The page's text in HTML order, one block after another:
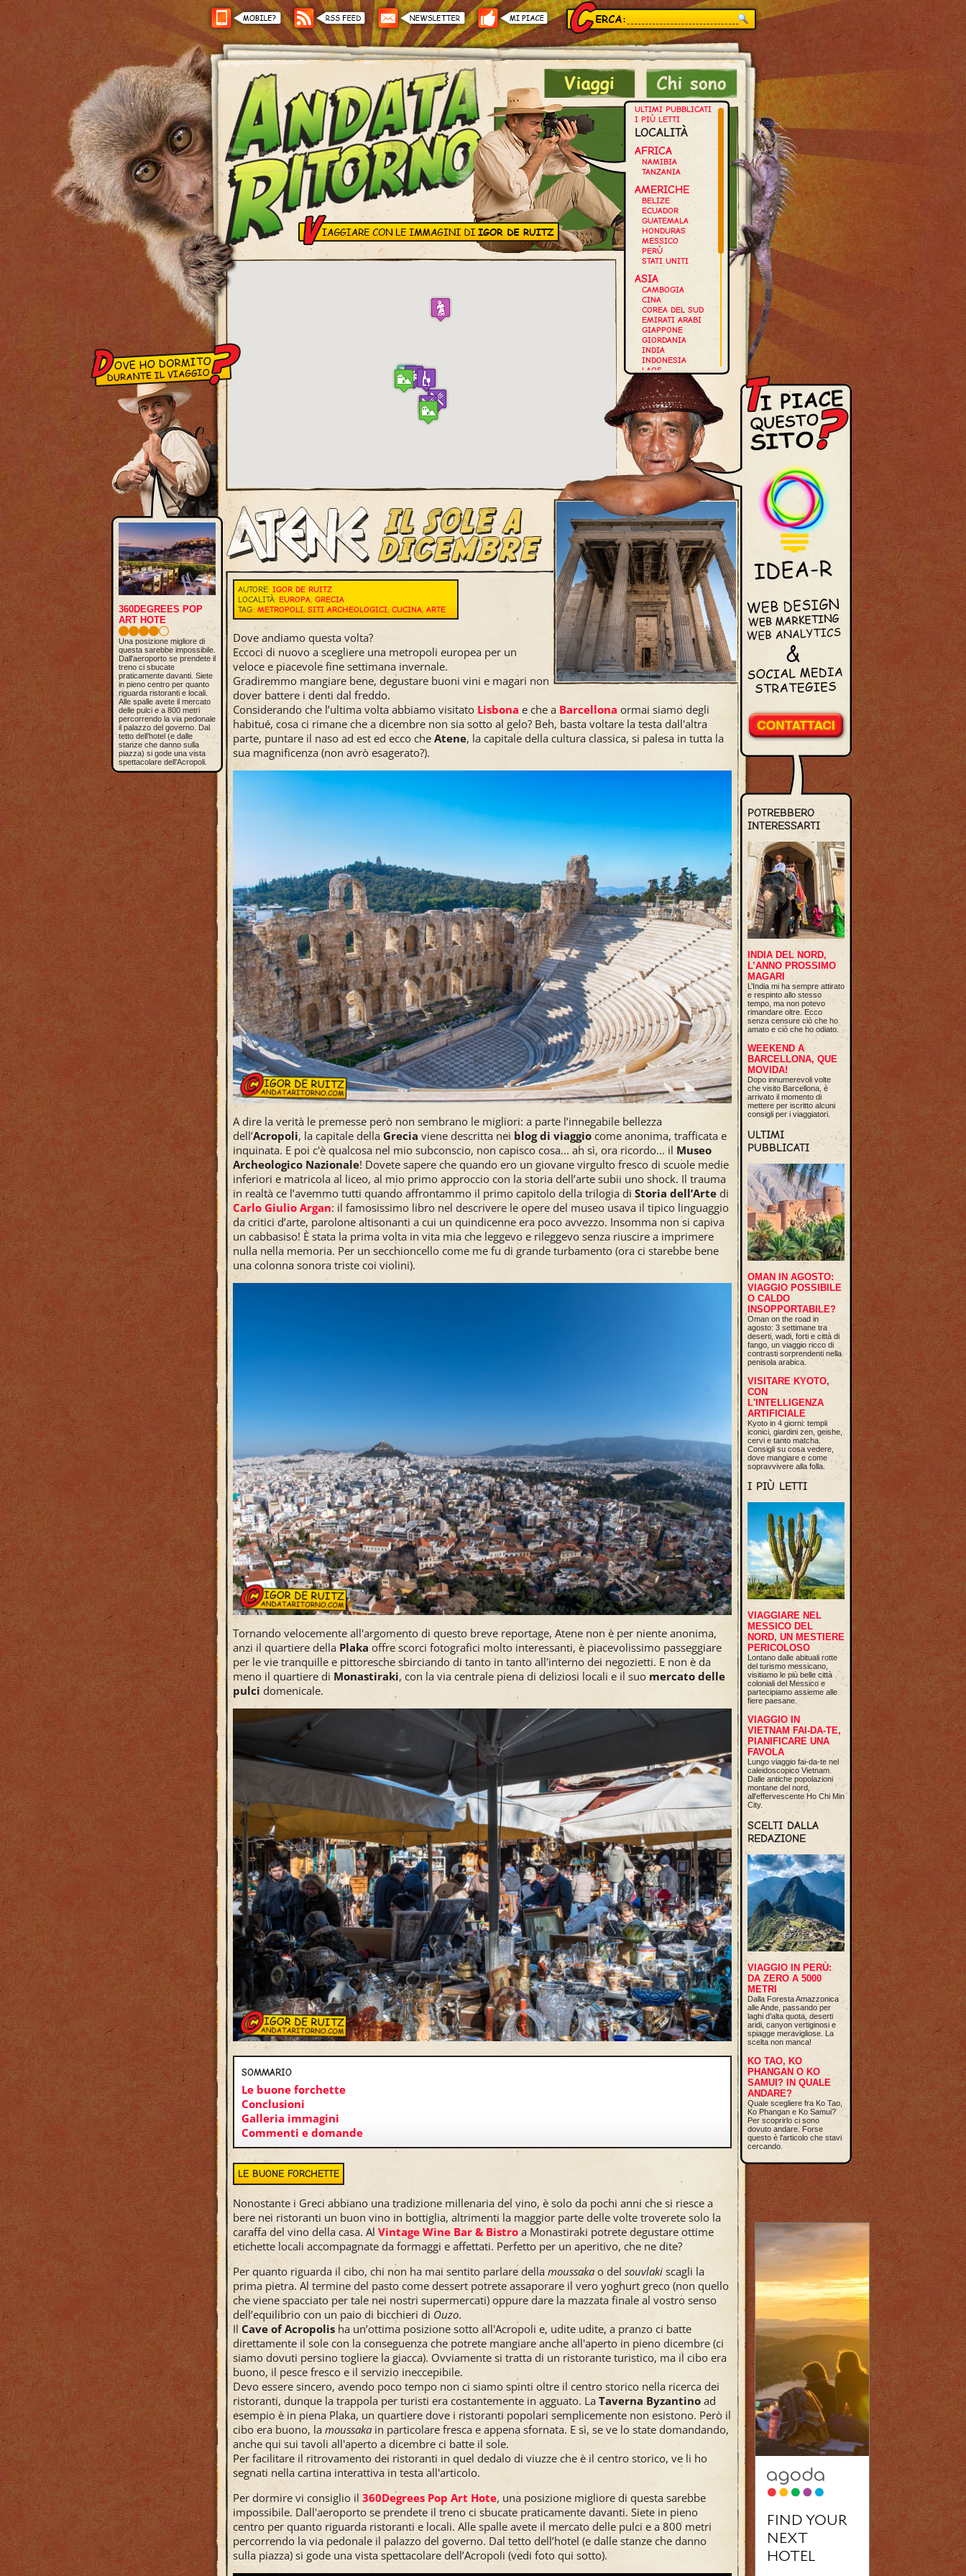
ULTIMI PUBBLICATI
I PIÙ LETTI
LOCALITÀ
AFRICA
NAMIBIA
TANZANIA
AMERICHE
BELIZE
ECUADOR
GUATEMALA
HONDURAS
MESSICO
PERÙ
STATI UNITI
ASIA
CAMBOGIA
CINA
COREA DEL SUD
EMIRATI ARABI
GIAPPONE
GIORDANIA
INDIA
INDONESIA
LAOS
MALDIVE
MALESIA
MYANMAR
NEPAL
OMAN
SINGAPORE
THAILANDIA
VIETNAM
EUROPA
GERMANIA
GRECIA
ISLANDA
ITALIA
NORVEGIA
OLANDA
PORTOGALLO
ROMANIA
SPAGNA
SVEZIA
AUTORE: IGOR DE RUITZ
LOCALITÀ: EUROPA, GRECIA
TAG: METROPOLI, SITI ARCHEOLOGICI, CUCINA, ARTE
Dove andiamo questa volta?
Eccoci di nuovo a scegliere una metropoli europea per un
veloce e piacevole fine settimana invernale.
Gradiremmo mangiare bene, degustare buoni vini e magari non
dover battere i denti dal freddo.
Considerando che l’ultima volta abbiamo visitato Lisbona e che a Barcellona ormai siamo degli
habitué, cosa ci rimane che a dicembre non sia sotto al gelo? Beh, basta voltare la testa dall'altra
parte, puntare il naso ad est ed ecco che Atene, la capitale della cultura classica, si palesa in tutta la
sua magnificenza (non avrò esagerato?).
A dire la verità le premesse però non sembrano le migliori: a parte l’innegabile bellezza
dell’Acropoli, la capitale della Grecia viene descritta nei blog di viaggio come anonima, trafficata e
inquinata. E poi c'è qualcosa nel mio subconscio, non capisco cosa... ah sì, ora ricordo... il Museo
Archeologico Nazionale! Dovete sapere che quando ero un giovane virgulto fresco di scuole medie
inferiori e matricola al liceo, al mio primo approccio con la storia dell’arte subii uno shock. Il trauma
in realtà ce l’avemmo tutti quando affrontammo il primo capitolo della trilogia di Storia dell’Arte di
Carlo Giulio Argan: il famosissimo libro nel descrivere le opere del museo usava il tipico linguaggio
da critici d’arte, parolone altisonanti a cui un quindicenne era poco avvezzo. Insomma non si capiva
un cabbasiso! È stata la prima volta in vita mia che leggevo e rileggevo senza riuscire a imprimere
nulla nella memoria. Per un secchioncello come me fu di grande turbamento (ora ci starebbe bene
una colonna sonora triste coi violini).
Tornando velocemente all'argomento di questo breve reportage, Atene non è per niente anonima,
anzi il quartiere della Plaka offre scorci fotografici molto interessanti, è piacevolissimo passeggiare
per le vie tranquille e pittoresche sbirciando di tanto in tanto all'interno dei negozietti. E non è da
meno il quartiere di Monastiraki, con la via centrale piena di deliziosi locali e il suo mercato delle
pulci domenicale.
SOMMARIO
Le buone forchette
Conclusioni
Galleria immagini
Commenti e domande
LE BUONE FORCHETTE
Nonostante i Greci abbiano una tradizione millenaria del vino, è solo da pochi anni che si riesce a
bere nei ristoranti un buon vino in bottiglia, altrimenti la maggior parte delle volte troverete solo la
caraffa del vino della casa. Al Vintage Wine Bar & Bistro a Monastiraki potrete degustare ottime
etichette locali accompagnate da formaggi e affettati. Perfetto per un aperitivo, che ne dite?
Per quanto riguarda il cibo, chi non ha mai sentito parlare della moussaka o delsouvlaki scagli la
prima pietra. Al termine del pasto come dessert potrete assaporare il vero yoghurt greco (non quello
che viene spacciato per tale nei nostri supermercati) oppure dare la mazzata finale al vostro senso
dell’equilibrio con un paio di bicchieri di Ouzo.
Il Cave of Acropolis ha un’ottima posizione sotto all'Acropoli e, udite udite, a pranzo ci batte
direttamente il sole con la conseguenza che potrete mangiare anche all'aperto in pieno dicembre (ci
siamo dovuti persino togliere la giacca). Ovviamente si tratta di un ristorante turistico, ma il cibo era
buono, il pesce fresco e il servizio ineccepibile.
Devo essere sincero, avendo poco tempo non ci siamo spinti oltre il centro storico nella ricerca dei
ristoranti, dunque la trappola per turisti era costantemente in agguato. La Taverna Byzantino ad
esempio è in piena Plaka, un quartiere dove i ristoranti popolari semplicemente non esistono. Però il
cibo era buono, la moussaka in particolare fresca e appena sfornata. E sì, se ve lo state domandando,
anche qui sui tavoli all'aperto a dicembre ci batte il sole.
Per facilitare il ritrovamento dei ristoranti in quel dedalo di viuzze che è il centro storico, ve li ho
segnati nella cartina interattiva in testa all'articolo.
Per dormire vi consiglio il 360Degrees Pop Art Hote, una posizione migliore di questa sarebbe
impossibile. Dall'aeroporto se prendete il treno ci sbucate praticamente davanti. Siete in pieno
centro per quanto riguarda ristoranti e locali. Alle spalle avete il mercato delle pulci e a 800 metri
percorrendo la via pedonale il palazzo del governo. Dal tetto dell’hotel (e dalle stanze che danno
sulla piazza) si gode una vista spettacolare dell’Acropoli (vedi foto qui sotto).
360DEGREES POP
ART HOTE
Una posizione migliore di
questa sarebbe impossibile.
Dall'aeroporto se prendete il
treno ci sbucate
praticamente davanti. Siete
in pieno centro per quanto
riguarda ristoranti e locali.
Alle spalle avete il mercato
delle pulci e a 800 metri
percorrendo la via pedonale
il palazzo del governo. Dal
tetto dell’hotel (e dalle
stanze che danno sulla
piazza) si gode una vista
spettacolare dell’Acropoli.
POTREBBERO
INTERESSARTI
INDIA DEL NORD,
L’ANNO PROSSIMO
MAGARI
L’India mi ha sempre attirato
e respinto allo stesso
tempo, ma non potevo
rimandare oltre. Ecco
senza censure ciò che ho
amato e ciò che ho odiato.
WEEKEND A
BARCELLONA, QUE
MOVIDA!
Dopo innumerevoli volte
che visito Barcellona, è
arrivato il momento di
mettere per iscritto alcuni
consigli per i viaggiatori.
ULTIMI
PUBBLICATI
OMAN IN AGOSTO:
VIAGGIO POSSIBILE
O CALDO
INSOPPORTABILE?
Oman on the road in
agosto: 3 settimane tra
deserti, wadi, forti e città di
fango, un viaggio ricco di
contrasti sorprendenti nella
penisola arabica.
VISITARE KYOTO,
CON
L'INTELLIGENZA
ARTIFICIALE
Kyoto in 4 giorni: templi
iconici, giardini zen, geishe,
cervi e tanto matcha.
Consigli su cosa vedere,
dove mangiare e come
sopravvivere alla folla.
I PIÙ LETTI
VIAGGIARE NEL
MESSICO DEL
NORD, UN MESTIERE
PERICOLOSO
Lontano dalle abituali rotte
del turismo messicano,
visitiamo le più belle città
coloniali del Messico e
partecipiamo assieme alle
fiere paesane.
VIAGGIO IN
VIETNAM FAI-DA-TE,
PIANIFICARE UNA
FAVOLA
Lungo viaggio fai-da-te nel
caleidoscopico Vietnam.
Dalle antiche popolazioni
montane del nord,
all'effervescente Ho Chi Min
City.
SCELTI DALLA
REDAZIONE
VIAGGIO IN PERÙ:
DA ZERO A 5000
METRI
Dalla Foresta Amazzonica
alle Ande, passando per
laghi d'alta quota, deserti
aridi, canyon vertiginosi e
spiagge meravigliose. La
scelta non manca!
KO TAO, KO
PHANGAN O KO
SAMUI? IN QUALE
ANDARE?
Quale scegliere fra Ko Tao,
Ko Phangan e Ko Samui?
Per scoprirlo ci sono
dovuto andare. Forse
questo è l'articolo che stavi
cercando.